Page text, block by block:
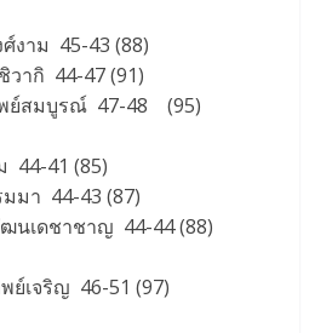
งาม 45-43 (88)
ากิ 44-47 (91)
ย์สมบูรณ์ 47-48 (95)
44-41 (85)
มา 44-43 (87)
นเดชาชาญ 44-44 (88)
เจริญ 46-51 (97)